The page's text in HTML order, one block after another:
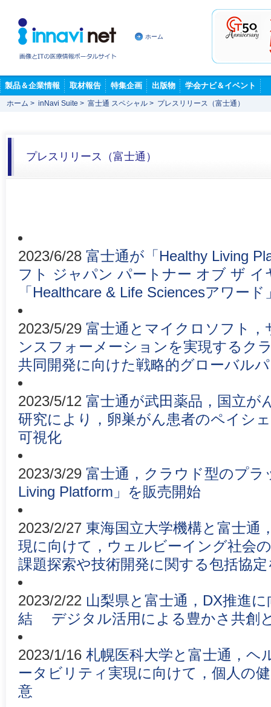
ホーム
製品＆企業情報 取材報告 特集企画 出版物 学会ナビ＆イベント
ホーム > inNavi Suite > 富士通 スペシャル > プレスリリース（富士通）
プレスリリース（富士通）
2023/6/28 富士通が「Healthy Living
フト ジャパン パートナー オブ ザ イ
「Healthcare & Life Sciencesアワード
2023/5/29 富士通とマイクロソフト
ンスフォーメーションを実現するク
共同開発に向けた戦略的グローバル
2023/5/12 富士通が武田薬品，国立が
研究により，卵巣がん患者のペイシ
可視化
2023/3/29 富士通，クラウド型のプラ
Living Platform」を販売開始
2023/2/27 東海国立大学機構と富士通
現に向けて，ウェルビーイング社会
課題探索や技術開発に関する包括協
2023/2/22 山梨県と富士通，DX推進
結 デジタル活用による豊かさ共創
2023/1/16 札幌医科大学と富士通，ヘ
ータビリティ実現に向けて，個人の
意